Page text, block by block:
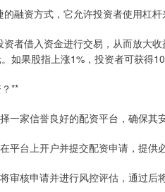
融资方式，它允许投资者使用杠
者借入资金进行交易，从而放大
如果股指上涨1%，投资者可获得
**
一家信誉良好的配资平台，确保其
平台上开户并提交配资申请，提供
审核申请并进行风控评估，通过后